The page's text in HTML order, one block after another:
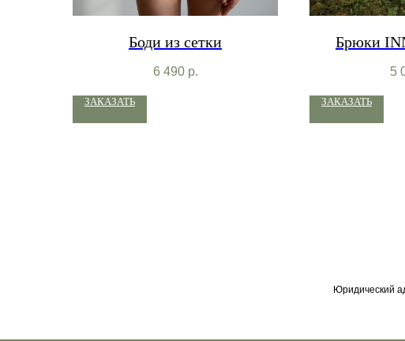
Боди из сетки
6 490 р.
ЗАКАЗАТЬ
Брюки
5
ЗАКАЗАТЬ
Юридический